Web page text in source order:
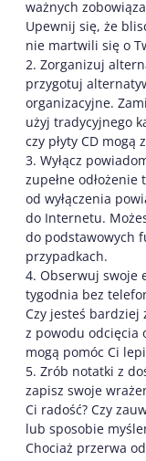
ważnych
Upewnij się, że
nie martwili się o
2. Zorganizuj
przygotuj
organizacyjne.
użyj tradycyjnego
czy płyty CD mogą
3. Wyłącz
zupełne
od wyłączenia
do Internetu.
do podstawowych
przypadkach.
4. Obserwuj swoje
tygodnia bez
Czy jesteś bardziej
z powodu odcięcia
mogą pomóc Ci
5. Zrób notatki z
zapisz swoje
Ci radość? Czy
lub sposobie
Chociaż przerwa